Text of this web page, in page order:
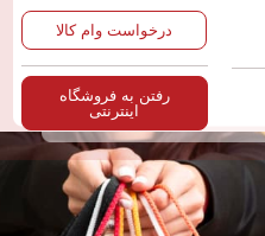
درخواست وام کالا
رفتن به فروشگاه
اینترنتی